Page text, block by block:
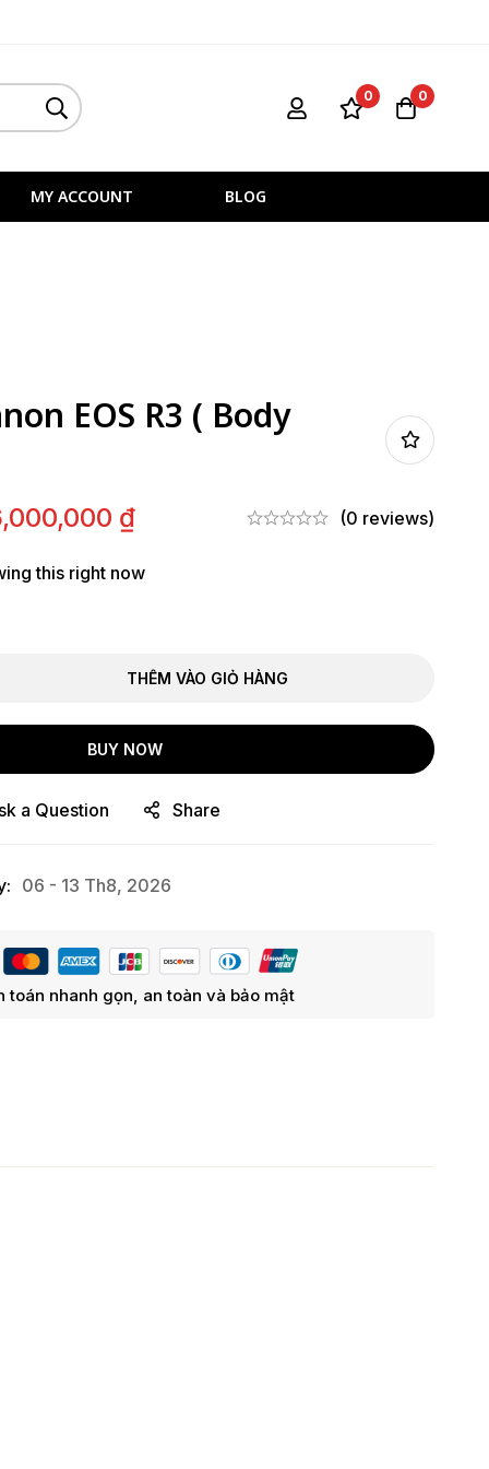
0 0
MY ACCOUNT BLOG
EOS R3 ( Body
₫ (0 reviews)
this right now
THÊM VÀO GIỎ HÀNG
BUY NOW
a Question Share
06 - 13 Th8, 2026
toán nhanh gọn, an toàn và bảo mật